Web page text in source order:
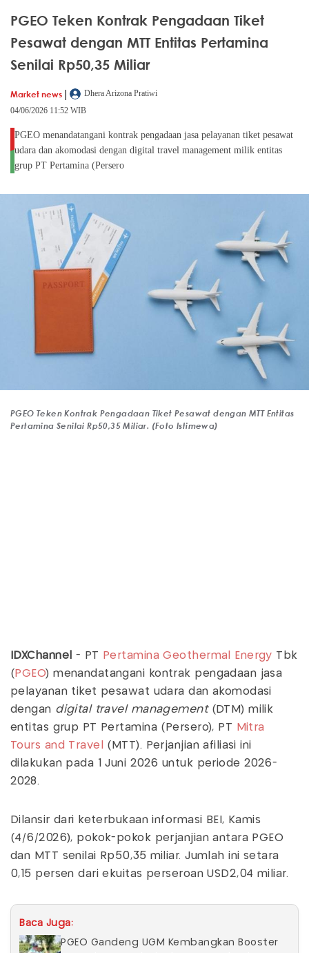
PGEO Teken Kontrak Pengadaan Tiket
Pesawat dengan MTT Entitas Pertamina
Senilai Rp50,35 Miliar
Market news |
Dhera Arizona Pratiwi
04/06/2026 11:52 WIB
PGEO menandatangani kontrak pengadaan jasa pelayanan tiket pesawat
udara dan akomodasi dengan digital travel management milik entitas
grup PT Pertamina (Persero
PGEO Teken Kontrak Pengadaan Tiket Pesawat dengan MTT Entitas
Pertamina Senilai Rp50,35 Miliar. (Foto Istimewa)
IDXChannel - PT Pertamina Geothermal Energy Tbk
( PGEO) menandatangani kontrak pengadaan jasa
pelayanan tiket pesawat udara dan akomodasi
dengan digital travel management(DTM) milik
entitas grup PT Pertamina (Persero), PT
Mitra
Tours and Travel
(MTT). Perjanjian afiliasi ini
dilakukan pada 1 Juni 2026 untuk periode 2026-
2028.
Dilansir dari keterbukaan informasi BEI, Kamis
(4/6/2026), pokok-pokok perjanjian antara PGEO
dan MTT senilai Rp50,35 miliar. Jumlah ini setara
0,15 persen dari ekuitas perseroan USD2,04 miliar.
Baca Juga:
PGEO Gandeng UGM Kembangkan Booster